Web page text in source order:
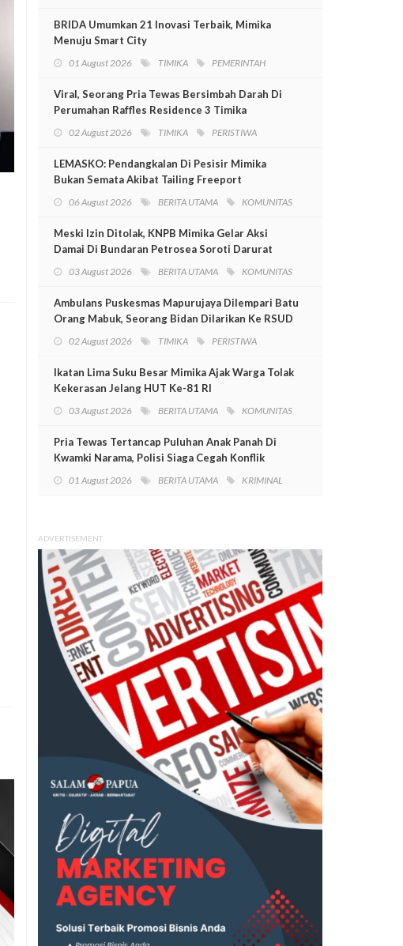
BRIDA Umumkan 21 Inovasi Terbaik, Mimika
Menuju Smart City
01 August 2026 TIMIKA PEMERINTAH
Viral, Seorang Pria Tewas Bersimbah Darah Di
Perumahan Raffles Residence 3 Timika
02 August 2026 TIMIKA PERISTIWA
LEMASKO: Pendangkalan Di Pesisir Mimika
Bukan Semata Akibat Tailing Freeport
06 August 2026 BERITA UTAMA KOMUNITAS
Meski Izin Ditolak, KNPB Mimika Gelar Aksi
Damai Di Bundaran Petrosea Soroti Darurat
03 August 2026 BERITA UTAMA KOMUNITAS
Ambulans Puskesmas Mapurujaya Dilempari Batu
Orang Mabuk, Seorang Bidan Dilarikan Ke RSUD
02 August 2026 TIMIKA PERISTIWA
Ikatan Lima Suku Besar Mimika Ajak Warga Tolak
Kekerasan Jelang HUT Ke-81 RI
03 August 2026 BERITA UTAMA KOMUNITAS
Pria Tewas Tertancap Puluhan Anak Panah Di
Kwamki Narama, Polisi Siaga Cegah Konflik
01 August 2026 BERITA UTAMA KRIMINAL
ADVERTISEMENT